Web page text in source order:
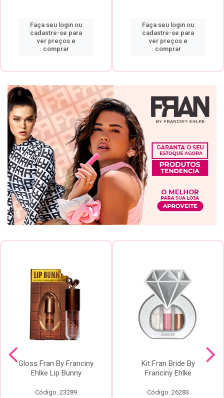
Faça seu login ou
cadastre-se para
ver preços e
comprar
Faça seu login ou
cadastre-se para
ver preços e
comprar
Gloss Fran By Franciny
Ehlke Lip Bunny
Código: 23289
Kit Fran Bride By
Franciny Ehlke
Código: 26283